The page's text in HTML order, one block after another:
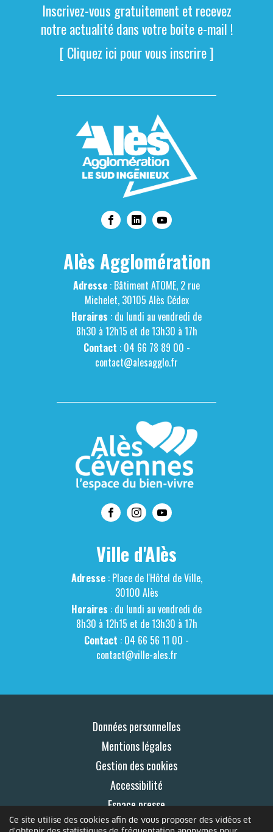
Ce site utilise des cookies afin de vous proposer des vidéos et
Inscrivez-vous gratuitement et recevez
notre actualité dans votre boite e-mail !
[ Cliquez ici pour vous inscrire ]
Alès Agglomération
Adresse : Bâtiment ATOME, 2 rue
Michelet, 30105 Alès Cédex
Horaires : du lundi au vendredi de
8h30 à 12h15 et de 13h30 à 17h
Contact : 04 66 78 89 00 -
contact@alesagglo.fr
Ville d'Alès
Adresse: Place de l'Hôtel de Ville,
30100 Alès
Horaires : du lundi au vendredi de
8h30 à 12h15 et de 13h30 à 17h
Contact : 04 66 56 11 00 -
contact@ville-ales.fr
Données personnelles
Mentions légales
Gestion des cookies
Accessibilité
Espace presse
Contact